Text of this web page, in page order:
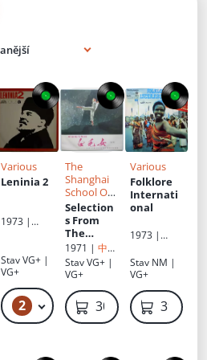
399 Kč – 599 Kč
Various
Leninia 2
1973 |
StavVG+ |
VG+
2 800 Kč – 1 000 Kč
The
Shanghai
School Of
Dancing
Selection
s From
The
Modern
Revolutio
nary
The
White-
Haired
1971 |中国
唱片
StavVG+ |
VG+
300 Kč
Various
Folklore
Internati
onal
1973 |
Stav NM |
VG+
399 Kč